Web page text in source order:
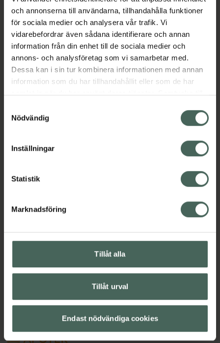
och annonserna till användarna, tillhandahålla funktioner
för sociala medier och analysera vår trafik. Vi
vidarebefordrar även sådana identifierare och annan
information från din enhet till de sociala medier och
annons- och analysföretag som vi samarbetar med.
Dessa kan i sin tur kombinera informationen med annan
information som du har tillhandahållit eller som de har
samlat in när du har använt deras tjänster. Samtycke till
återkalla ditt samtycke via webbplatsens
cookieinställningar. Ett återkallat samtycke påverkar inte
lagligheten av behandling som skett innan återkallelsen.
Nödvändig
Inställningar
Statistik
Marknadsföring
Tillåt alla
Tillåt urval
Endast nödvändiga cookies
Ansiktsvård för mänAnsiktsvård för män
Ansiktsvård för mänHudvård
Hudvård för mänHudvård för män
Omdömen Visa
Ansiktsvård för män
Hudvård för män